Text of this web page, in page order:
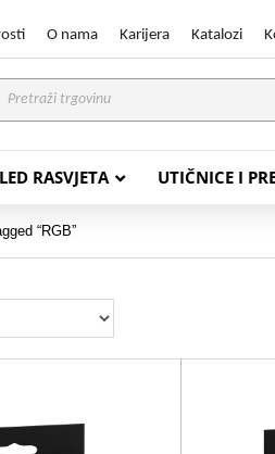
O nama Karijera Katalozi
LED RASVJETA UTIČNICE I
PP/
“RGB”